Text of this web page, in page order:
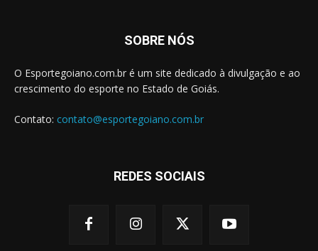
SOBRE NÓS
O Esportegoiano.com.br é um site dedicado à divulgação e ao
crescimento do esporte no Estado de Goiás.
Contato: contato@esportegoiano.com.br
REDES SOCIAIS